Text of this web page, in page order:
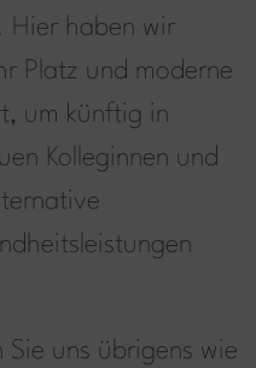
Hier haben wir
Platz und moderne
um künftig in
Kolleginnen und
uns übrigens wie